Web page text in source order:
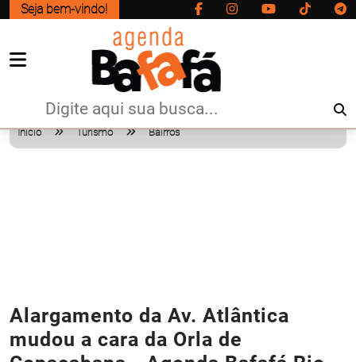
Seja bem-vindo!
Início Turismo Bairros
Alargamento da Av. Atlântica
mudou a cara da Orla de